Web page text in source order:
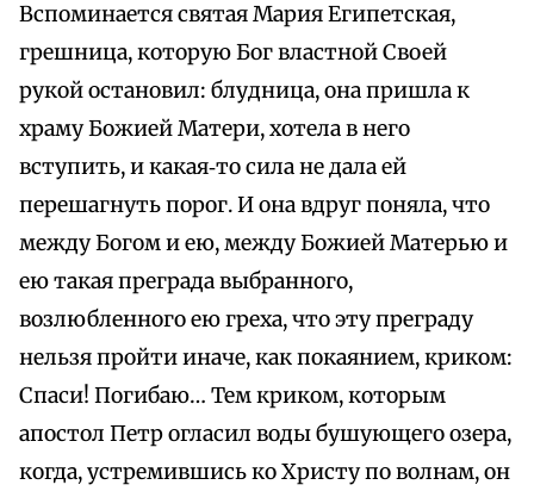
Вспоминается святая Мария Египетская,
грешница, которую Бог властной Своей
рукой остановил: блудница, она пришла к
храму Божией Матери, хотела в него
вступить, и какая‑то сила не дала ей
перешагнуть порог. И она вдруг поняла, что
между Богом и ею, между Божией Матерью и
ею такая преграда выбранного,
возлюбленного ею греха, что эту преграду
нельзя пройти иначе, как покаянием, криком:
Спаси! Погибаю… Тем криком, которым
апостол Петр огласил воды бушующего озера,
когда, устремившись ко Христу по волнам, он